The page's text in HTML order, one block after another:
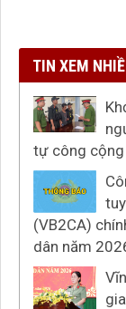
TIN XEM
tự công cộng
(VB2CA)
dân năm